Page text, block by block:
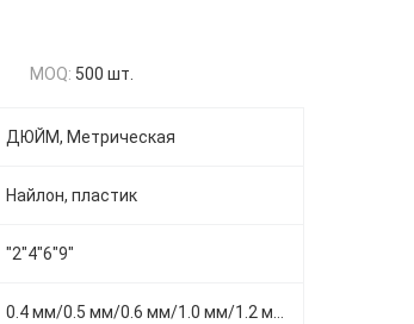
MOQ: 500 шт.
ДЮЙМ, Метрическая
Найлон, пластик
"2"4"6"9"